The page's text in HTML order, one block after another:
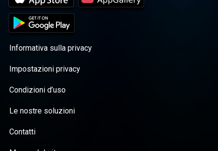
Informativa sulla privacy
Impostazioni privacy
Condizioni d’uso
Le nostre soluzioni
Contatti